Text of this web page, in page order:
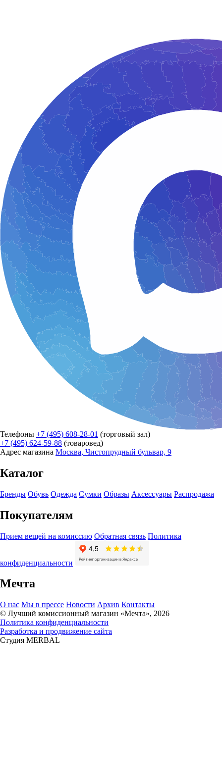
Телефоны +7 (495) 608-28-01 (торговый зал)
+7 (495) 624-59-88 (товаровед)
Адрес магазина Москва, Чистопрудный бульвар, 9
Каталог
Бренды Обувь Одежда Сумки Образы Аксессуары Распродажа
Покупателям
Прием вещей на комиссию Обратная связь Политика
конфиденциальности
Мечта
О нас Мы в прессе Новости Архив Контакты
© Лучший комиссионный магазин «Мечта», 2026
Политика конфиденциальности
Разработка и продвижение сайта
Студия MERBAL